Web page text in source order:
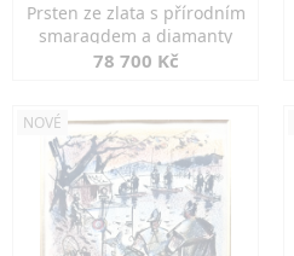
Prsten ze zlata s přírodním
smaragdem a diamanty
78 700 Kč
NOVÉ